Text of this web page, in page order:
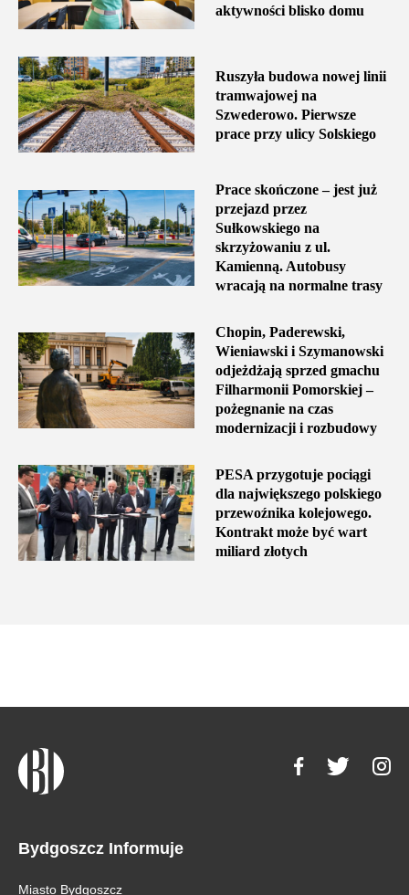
aktywności blisko domu
Ruszyła budowa nowej linii
tramwajowej na
Szwederowo. Pierwsze
prace przy ulicy Solskiego
Prace skończone – jest już
przejazd przez
Sułkowskiego na
skrzyżowaniu z ul.
Kamienną. Autobusy
wracają na normalne trasy
Chopin, Paderewski,
Wieniawski i Szymanowski
odjeżdżają sprzed gmachu
Filharmonii Pomorskiej –
pożegnanie na czas
modernizacji i rozbudowy
PESA przygotuje pociągi
dla największego polskiego
przewoźnika kolejowego.
Kontrakt może być wart
miliard złotych
Bydgoszcz Informuje
Miasto Bydgoszcz